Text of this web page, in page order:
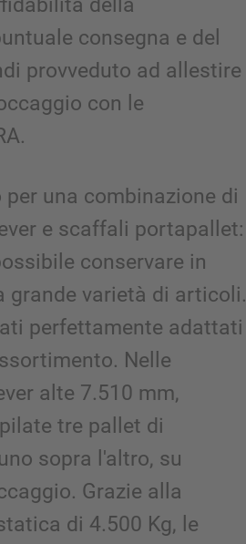
consegna e del
provveduto ad allestire
con le
per una combinazione di
e scaffali portapallet:
conservare in
grande varietà di articoli.
perfettamente adattati
Nelle
alte 7.510 mm,
tre pallet di
sopra l'altro, su
Grazie alla
di 4.500 Kg, le